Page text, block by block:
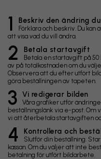
1 Beskriv den ändring
Förklara och beskriv. Du
att visa vad du vill ändra.
2 Betala startavgift
Betala en startavgift på
av på totalkostnaden om du
Observera att du efter utfört
göra beställningen av tapeten.
3 Vi redigerar bilden
Våra grafiker utför
beställningslänk via e-post.
vi att återbetala startavgiften
4 Kontrollera och beställ
Slutför din beställning.
kassan. Om du väljer att inte
betalning för utfört bildarbete.